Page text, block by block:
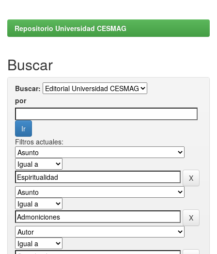
Repositorio Universidad CESMAG
Buscar
Buscar:
por
Filtros actuales: